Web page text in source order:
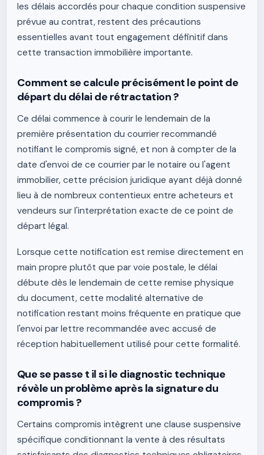
les délais accordés pour chaque condition suspensive
prévue au contrat, restent des précautions
essentielles avant tout engagement définitif dans
cette transaction immobilière importante.
Comment se calcule précisément le point de
départ du délai de rétractation ?
Ce délai commence à courir le lendemain de la
première présentation du courrier recommandé
notifiant le compromis signé, et non à compter de la
date d'envoi de ce courrier par le notaire ou l'agent
immobilier, cette précision juridique ayant déjà donné
lieu à de nombreux contentieux entre acheteurs et
vendeurs sur l'interprétation exacte de ce point de
départ légal.
Lorsque cette notification est remise directement en
main propre plutôt que par voie postale, le délai
débute dès le lendemain de cette remise physique
du document, cette modalité alternative de
notification restant moins fréquente en pratique que
l'envoi par lettre recommandée avec accusé de
réception habituellement utilisé pour cette formalité.
Que se passe t il si le diagnostic technique
révèle un problème après la signature du
compromis ?
Certains compromis intègrent une clause suspensive
spécifique conditionnant la vente à des résultats